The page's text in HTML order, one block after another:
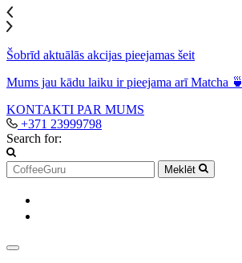
Šobrīd aktuālās akcijas pieejamas šeit
Mums jau kādu laiku ir pieejama arī Matcha 🍵
KONTAKTI PAR MUMS
+371 23999798
Search for:
Meklēt